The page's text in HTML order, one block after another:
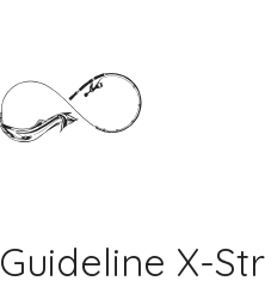
Guideline X-